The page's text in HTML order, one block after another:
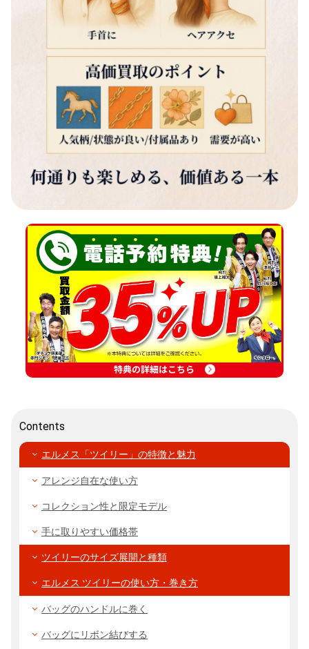
特典の詳細はこちら
Contents
エルメス「ツイリー」の特徴と魅力
アレンジ自在な使い方
コレクション性と限定モデル
手に取りやすい価格帯
ツイリーのサイズ展開と種類
エルメス ツイリーの使い方・巻き方
バッグのハンドルに巻く
バッグにリボン結びする